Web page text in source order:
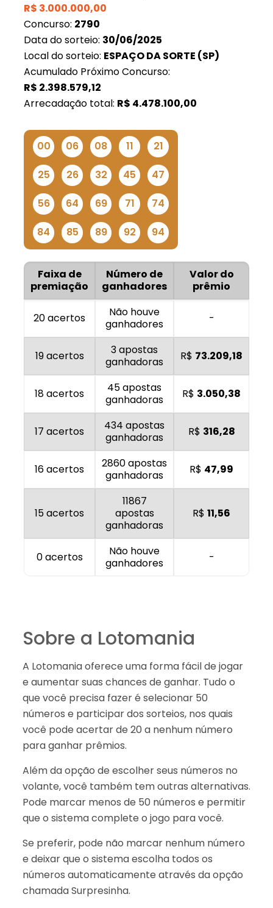
R$ 3.000.000,00
Concurso: 2790
Data do sorteio: 30/06/2025
Local do sorteio: ESPAÇO DA SORTE (SP)
Acumulado Próximo Concurso:
R$ 2.398.579,12
Arrecadação total: R$ 4.478.100,00
00 06 08 11 21
25 26 32 45 47
56 64 69 71 74
84 85 89 92 94
Faixa de
premiação
Número de
ganhadores
Valor do
prêmio
20 acertos
Não houve
ganhadores
-
19 acertos
3 apostas
ganhadoras
R$ 73.209,18
18 acertos
45 apostas
ganhadoras
R$ 3.050,38
17 acertos
434 apostas
ganhadoras
R$ 316,28
16 acertos
2860 apostas
ganhadoras
R$ 47,99
15 acertos
11867
apostas
ganhadoras
R$ 11,56
0 acertos
Não houve
ganhadores
-
Sobre a Lotomania
A Lotomania oferece uma forma fácil de jogar
e aumentar suas chances de ganhar. Tudo o
que você precisa fazer é selecionar 50
números e participar dos sorteios, nos quais
você pode acertar de 20 a nenhum número
para ganhar prêmios.
Além da opção de escolher seus números no
volante, você também tem outras alternativas.
Pode marcar menos de 50 números e permitir
que o sistema complete o jogo para você.
Se preferir, pode não marcar nenhum número
e deixar que o sistema escolha todos os
números automaticamente através da opção
chamada Surpresinha.